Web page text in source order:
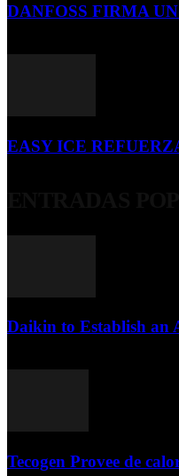
DANFOSS FIRMA
EASY ICE
Daikin to Establish an
Tecogen Provee de